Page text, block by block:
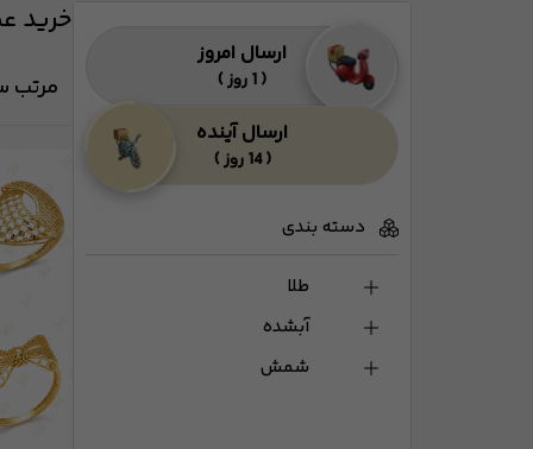
ارسال امروز
( 1 روز )
ارسال آینده
( 14 روز )
دسته بندی
طلا
آبشده
شمش
خرید
مرتب